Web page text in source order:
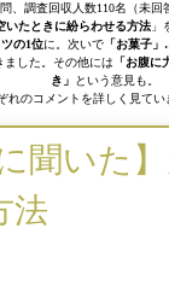
問、調査回収人数110名（未回
いたときに紛らわせる方法」
の1位に。次いで「お菓子」
ました。その他には 「お腹
き」 という意見も。
れのコメントを詳しく見てい
に聞いた
法